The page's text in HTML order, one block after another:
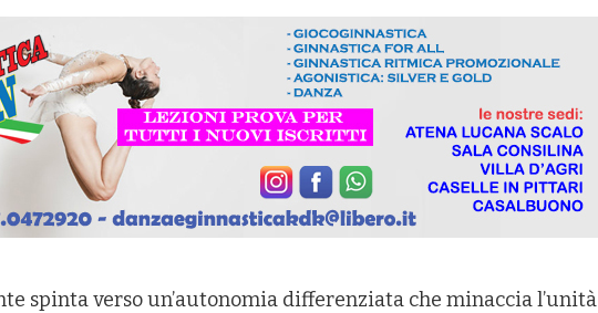
spinta verso un’autonomia differenziata che minaccia l’unità